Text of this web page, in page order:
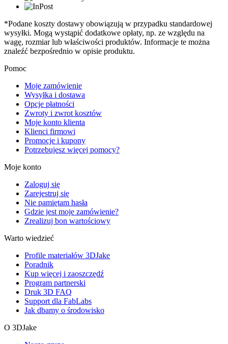
*Podane koszty dostawy obowiązują w przypadku standardowej
wysyłki. Mogą wystąpić dodatkowe opłaty, np. ze względu na
wagę, rozmiar lub właściwości produktów. Informacje te można
znaleźć bezpośrednio w opisie produktu.
Pomoc
Moje zamówienie
Wysyłka i dostawa
Opcje płatności
Zwroty i zwrot kosztów
Moje konto klienta
Klienci firmowi
Promocje i kupony
Potrzebujesz więcej pomocy?
Moje konto
Zaloguj się
Zarejestruj się
Nie pamiętam hasła
Gdzie jest moje zamówienie?
Zrealizuj bon wartościowy
Warto wiedzieć
Profile materiałów 3DJake
Poradnik
Kup więcej i zaoszczędź
Program partnerski
Druk 3D FAQ
Support dla FabLabs
Jak dbamy o środowisko
O 3DJake